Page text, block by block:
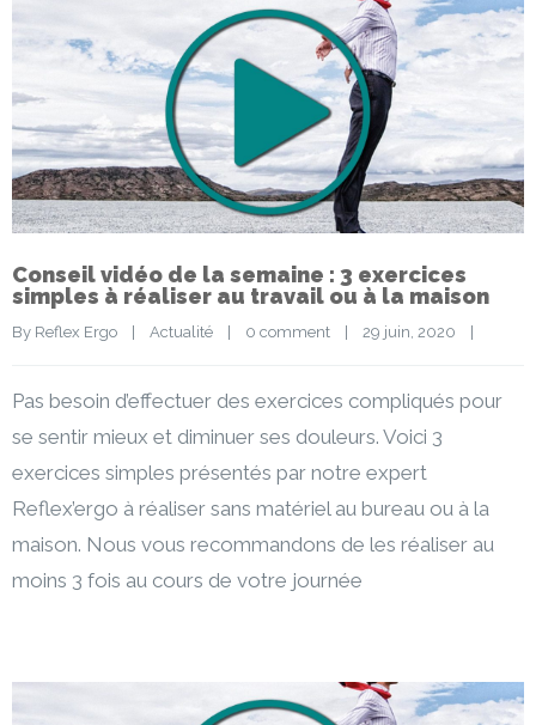
Conseil vidéo de la semaine : 3 exercices
simples à réaliser au travail ou à la maison
By Reflex Ergo | Actualité | 0 comment | 29 juin, 2020 |
Pas besoin d’effectuer des exercices compliqués pour
se sentir mieux et diminuer ses douleurs. Voici 3
exercices simples présentés par notre expert
Reflex’ergo à réaliser sans matériel au bureau ou à la
maison. Nous vous recommandons de les réaliser au
moins 3 fois au cours de votre journée